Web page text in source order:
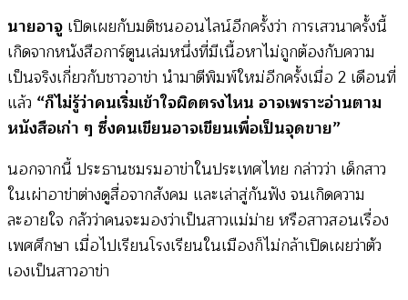
นายอาจู เปิดเผยกับมติชนออนไลน์อีกครั้งว่า การเสวนาครั้งนี้
เกิดจากหนังสือการ์ตูนเล่มหนึ่งที่มีเนื้อหาไม่ถูกต้องกับความ
เป็นจริงเกี่ยวกับชาวอาข่า นำมาตีพิมพ์ใหม่อีกครั้งเมื่อ 2 เดือนที่
แล้ว “ก็ไม่รู้ว่าคนเริ่มเข้าใจผิดตรงไหน อาจเพราะอ่านตาม
หนังสือเก่า ๆ ซึ่งคนเขียนอาจเขียนเพื่อเป็นจุดขาย”
นอกจากนี้ ประธานชมรมอาข่าในประเทศไทย กล่าวว่า เด็กสาว
ในเผ่าอาข่าต่างดูสื่อจากสังคม และเล่าสู่กันฟัง จนเกิดความ
ละอายใจ กลัวว่าคนจะมองว่าเป็นสาวแม่ม่าย หรือสาวสอนเรื่อง
เพศศึกษา เมื่อไปเรียนโรงเรียนในเมืองก็ไม่กล้าเปิดเผยว่าตัว
เองเป็นสาวอาข่า